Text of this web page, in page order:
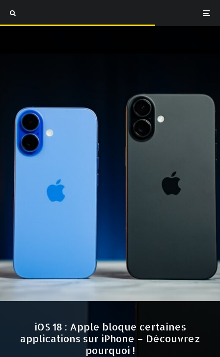
iOS 18 : Apple bloque certaines
applications sur iPhone – Découvrez
pourquoi !